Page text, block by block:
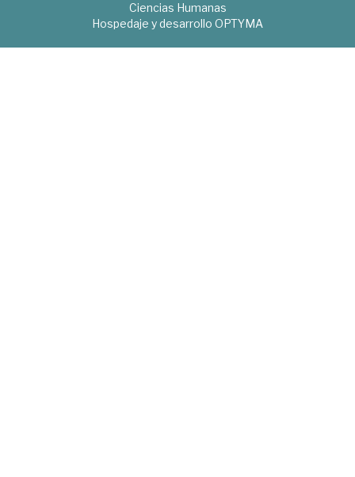
Ciencias Humanas
Hospedaje y desarrollo OPTYMA